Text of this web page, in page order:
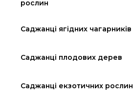
рослин
Саджанці ягідних чагарників
Саджанці плодових дерев
Саджанці екзотичних рослин